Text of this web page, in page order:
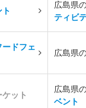
広島県
ティビ
ドフェ
広島県
ット
広島県
ベント